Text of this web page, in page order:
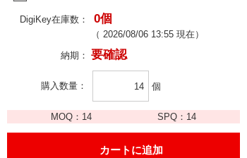
DigiKey在庫数： 0個
（ 2026/08/06 13:55 現在）
納期： 要確認
購入数量 個
MOQ： 14 SPQ： 14